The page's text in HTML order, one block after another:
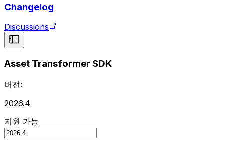
Changelog
Discussions
Asset Transformer SDK
버전:
2026.4
지원 가능